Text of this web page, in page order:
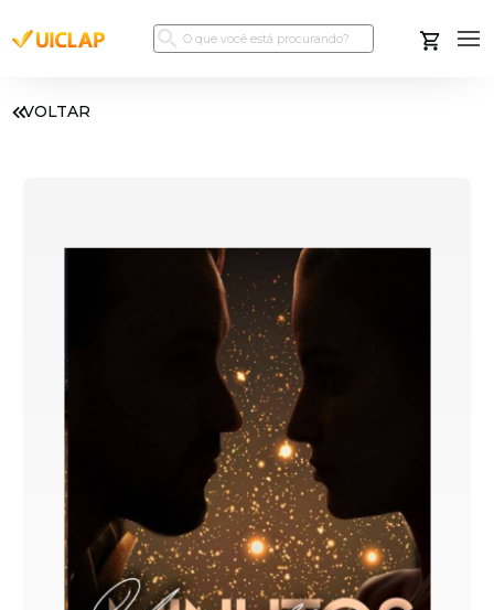
VOLTAR